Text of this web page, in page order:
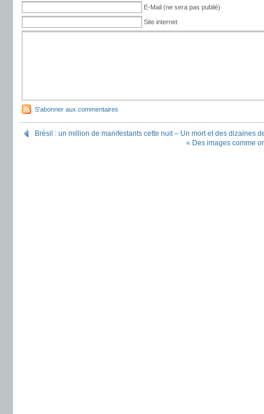
E-Mail (ne sera pas publié)
Site internet
S'abonner aux commentaires
Brésil : un million de manifestants cette nuit – Un mort et des dizaines
« Des images comme